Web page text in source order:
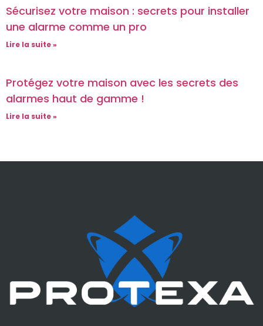
Sécurisez votre maison : secrets pour installer
une alarme comme un pro
Lire la suite »
Protégez votre maison avec les secrets des
alarmes haut de gamme !
Lire la suite »